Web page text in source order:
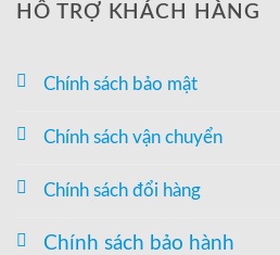
HỖ TRỢ KHÁCH HÀNG
Chính sách bảo mật
Chính sách vận chuyển
Chính sách đổi hàng
Chính sách bảo hành